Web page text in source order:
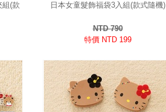
(款
日本女童髮飾福袋3入組(款式隨機)
NTD 790
特價 NTD 199